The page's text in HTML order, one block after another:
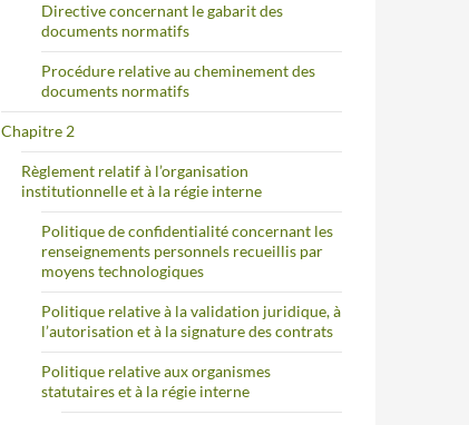
Directive concernant le gabarit des
documents normatifs
Procédure relative au cheminement des
documents normatifs
Chapitre 2
Règlement relatif à l’organisation
institutionnelle et à la régie interne
Politique de confidentialité concernant les
renseignements personnels recueillis par
moyens technologiques
Politique relative à la validation juridique, à
l’autorisation et à la signature des contrats
Politique relative aux organismes
statutaires et à la régie interne